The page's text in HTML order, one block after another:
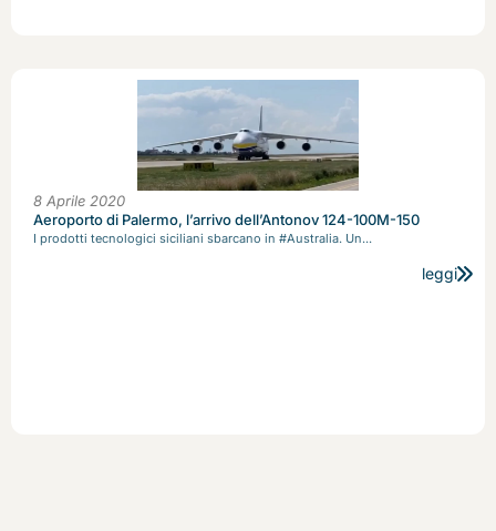
8 Aprile 2020
Aeroporto di Palermo, l’arrivo dell’Antonov 124-100M-150
I prodotti tecnologici siciliani sbarcano in #Australia. Un...
leggi